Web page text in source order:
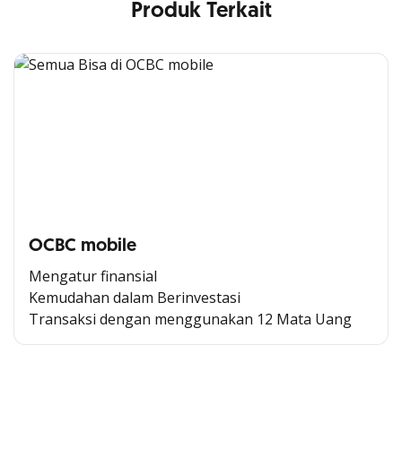
Produk Terkait
OCBC mobile
Mengatur finansial
Kemudahan dalam Berinvestasi
Transaksi dengan menggunakan 12 Mata Uang
Cross Selling Banner Global